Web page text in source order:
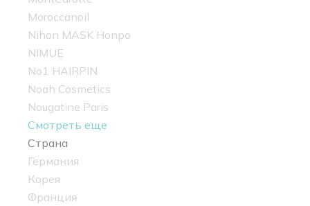
Moroccanoil
Nihon MASK Honpo
NIMUE
No1 HAIRPIN
Noah Cosmetics
Nougatine Paris
Смотреть еще
Страна
Германия
Корея
Франция